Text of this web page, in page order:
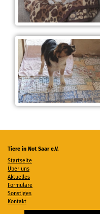
Tiere in Not Saar e.V.
Startseite
Über uns
Aktuelles
Formulare
Sonstiges
Kontakt